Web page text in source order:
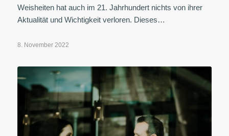
Weisheiten hat auch im 21. Jahrhundert nichts von ihrer
Aktualität und Wichtigkeit verloren. Dieses…
8. November 2022